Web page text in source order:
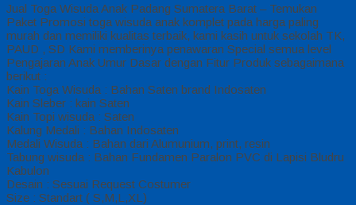
Jual Toga Wisuda Anak Padang Sumatera Barat – Temukan
Paket Promosi toga wisuda anak komplet pada harga paling
murah dan memiliki kualitas terbaik, kami kasih untuk sekolah TK,
PAUD , SD Kami memberinya penawaran Special semua level
Pengajaran Anak Umur Dasar dengan Fitur Produk sebagaimana
berikut :
Kain Toga Wisuda : Bahan Saten brand Indosaten
Kain Sleber : kain Saten
Kain Topi wisuda : Saten
Kalung Medali : Bahan Indosaten
Medali Wisuda : Bahan dari Alumunium, print, resin
Tabung wisuda : Bahan Fundamen Paralon PVC di Lapisi Bludru
Kabulon
Desain : Sesuai Request Costumer
Size : Standart ( S,M,L,XL)